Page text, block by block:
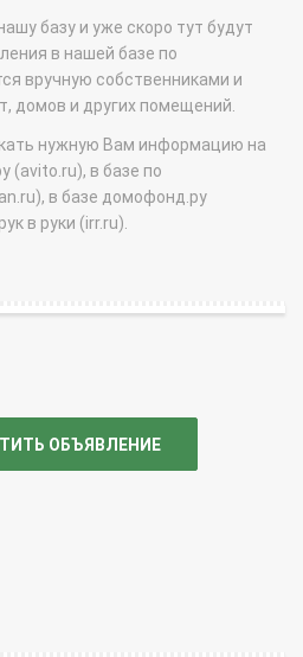
базу и уже скоро тут будут
в нашей базе по
вручную собственниками и
домов и других помещений.
нужную Вам информацию на
(avito.ru), в базе по
в базе домофонд.ру
в руки (irr.ru).
ОБЪЯВЛЕНИЕ